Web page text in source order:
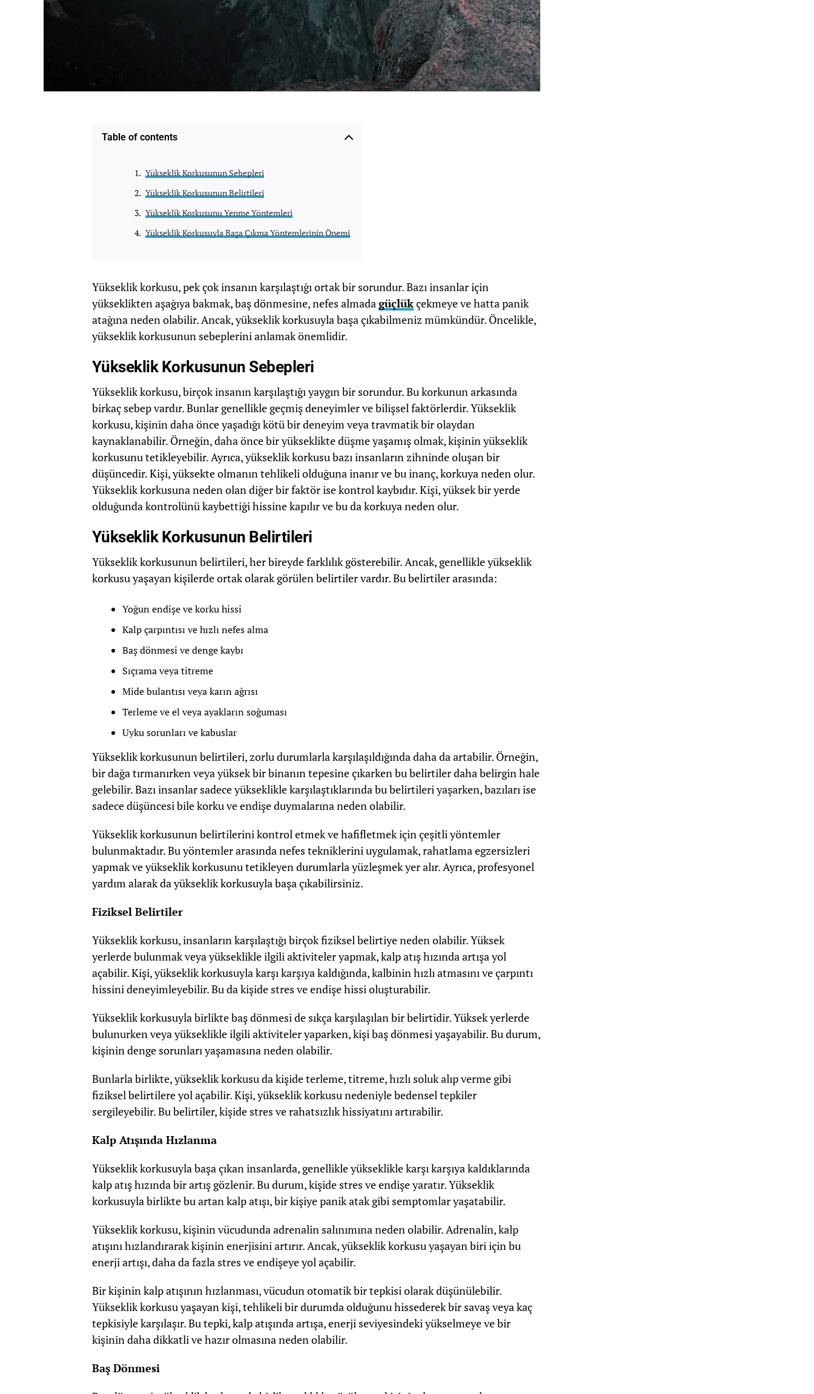
Table of contents
Yükseklik Korkusunun Sebepleri
Yükseklik Korkusunun Belirtileri
Yükseklik Korkusunu Yenme Yöntemleri
Yükseklik Korkusuyla Başa Çıkma Yöntemlerinin Önemi
Yükseklik korkusu, pek çok insanın karşılaştığı ortak bir sorundur. Bazı insanlar için
yükseklikten aşağıya bakmak, baş dönmesine, nefes almadagüçlükçekmeye ve hatta panik
atağına neden olabilir. Ancak, yükseklik korkusuyla başa çıkabilmeniz mümkündür. Öncelikle,
yükseklik korkusunun sebeplerini anlamak önemlidir.
Yükseklik Korkusunun Sebepleri
Yükseklik korkusu, birçok insanın karşılaştığı yaygın bir sorundur. Bu korkunun arkasında
birkaç sebep vardır. Bunlar genellikle geçmiş deneyimler ve bilişsel faktörlerdir. Yükseklik
korkusu, kişinin daha önce yaşadığı kötü bir deneyim veya travmatik bir olaydan
kaynaklanabilir. Örneğin, daha önce bir yükseklikte düşme yaşamış olmak, kişinin yükseklik
korkusunu tetikleyebilir. Ayrıca, yükseklik korkusu bazı insanların zihninde oluşan bir
düşüncedir. Kişi, yüksekte olmanın tehlikeli olduğuna inanır ve bu inanç, korkuya neden olur.
Yükseklik korkusuna neden olan diğer bir faktör ise kontrol kaybıdır. Kişi, yüksek bir yerde
olduğunda kontrolünü kaybettiği hissine kapılır ve bu da korkuya neden olur.
Yükseklik Korkusunun Belirtileri
Yükseklik korkusunun belirtileri, her bireyde farklılık gösterebilir. Ancak, genellikle yükseklik
korkusu yaşayan kişilerde ortak olarak görülen belirtiler vardır. Bu belirtiler arasında:
Yoğun endişe ve korku hissi
Kalp çarpıntısı ve hızlı nefes alma
Baş dönmesi ve denge kaybı
Sıçrama veya titreme
Mide bulantısı veya karın ağrısı
Terleme ve el veya ayakların soğuması
Uyku sorunları ve kabuslar
Yükseklik korkusunun belirtileri, zorlu durumlarla karşılaşıldığında daha da artabilir. Örneğin,
bir dağa tırmanırken veya yüksek bir binanın tepesine çıkarken bu belirtiler daha belirgin hale
gelebilir. Bazı insanlar sadece yükseklikle karşılaştıklarında bu belirtileri yaşarken, bazıları ise
sadece düşüncesi bile korku ve endişe duymalarına neden olabilir.
Yükseklik korkusunun belirtilerini kontrol etmek ve hafifletmek için çeşitli yöntemler
bulunmaktadır. Bu yöntemler arasında nefes tekniklerini uygulamak, rahatlama egzersizleri
yapmak ve yükseklik korkusunu tetikleyen durumlarla yüzleşmek yer alır. Ayrıca, profesyonel
yardım alarak da yükseklik korkusuyla başa çıkabilirsiniz.
Fiziksel Belirtiler
Yükseklik korkusu, insanların karşılaştığı birçok fiziksel belirtiye neden olabilir. Yüksek
yerlerde bulunmak veya yükseklikle ilgili aktiviteler yapmak, kalp atış hızında artışa yol
açabilir. Kişi, yükseklik korkusuyla karşı karşıya kaldığında, kalbinin hızlı atmasını ve çarpıntı
hissini deneyimleyebilir. Bu da kişide stres ve endişe hissi oluşturabilir.
Yükseklik korkusuyla birlikte baş dönmesi de sıkça karşılaşılan bir belirtidir. Yüksek yerlerde
bulunurken veya yükseklikle ilgili aktiviteler yaparken, kişi baş dönmesi yaşayabilir. Bu durum,
kişinin denge sorunları yaşamasına neden olabilir.
Bunlarla birlikte, yükseklik korkusu da kişide terleme, titreme, hızlı soluk alıp verme gibi
fiziksel belirtilere yol açabilir. Kişi, yükseklik korkusu nedeniyle bedensel tepkiler
sergileyebilir. Bu belirtiler, kişide stres ve rahatsızlık hissiyatını artırabilir.
Kalp Atışında Hızlanma
Yükseklik korkusuyla başa çıkan insanlarda, genellikle yükseklikle karşı karşıya kaldıklarında
kalp atış hızında bir artış gözlenir. Bu durum, kişide stres ve endişe yaratır. Yükseklik
korkusuyla birlikte bu artan kalp atışı, bir kişiye panik atak gibi semptomlar yaşatabilir.
Yükseklik korkusu, kişinin vücudunda adrenalin salınımına neden olabilir. Adrenalin, kalp
atışını hızlandırarak kişinin enerjisini artırır. Ancak, yükseklik korkusu yaşayan biri için bu
enerji artışı, daha da fazla stres ve endişeye yol açabilir.
Bir kişinin kalp atışının hızlanması, vücudun otomatik bir tepkisi olarak düşünülebilir.
Yükseklik korkusu yaşayan kişi, tehlikeli bir durumda olduğunu hissederek bir savaş veya kaç
tepkisiyle karşılaşır. Bu tepki, kalp atışında artışa, enerji seviyesindeki yükselmeye ve bir
kişinin daha dikkatli ve hazır olmasına neden olabilir.
Baş Dönmesi